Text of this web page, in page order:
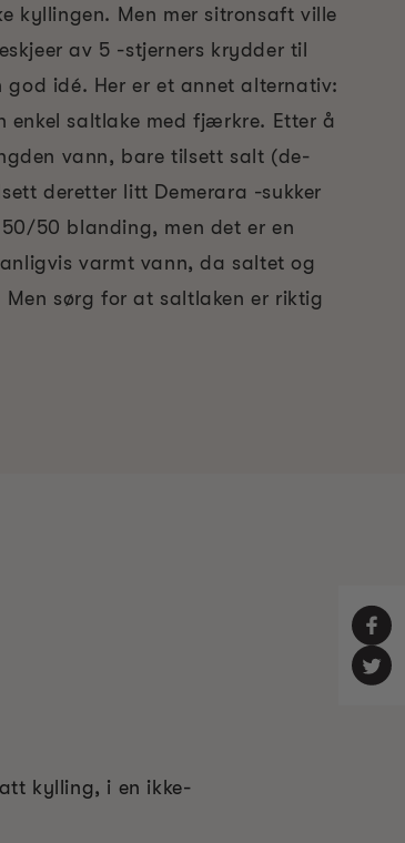
kyllingen. Men mer sitronsaft ville
av 5 -stjerners krydder til
god idé. Her er et annet alternativ:
enkel saltlake med fjærkre. Etter å
vann, bare tilsett salt (de-
deretter litt Demerara -sukker
50 blanding, men det er en
varmt vann, da saltet og
Men sørg for at saltlaken er riktig
kylling, i en ikke-